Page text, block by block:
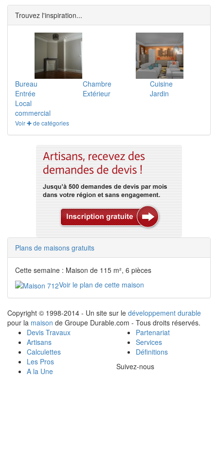
Trouvez l'inspiration...
Bureau Chambre
Cuisine
Entrée
Extérieur
Jardin
Local
commercial
Voir ✚ de catégories
Plans de maisons gratuits
Cette semaine : Maison de 115 m², 6 pièces
Voir le plan de cette maison
Copyright © 1998-2014 - Un site sur le développement durable
pour la maison de Groupe Durable.com - Tous droits réservés.
Devis Travaux
Artisans
Calculettes
Les Pros
A la Une
Partenariat
Services
Définitions
Suivez-nous